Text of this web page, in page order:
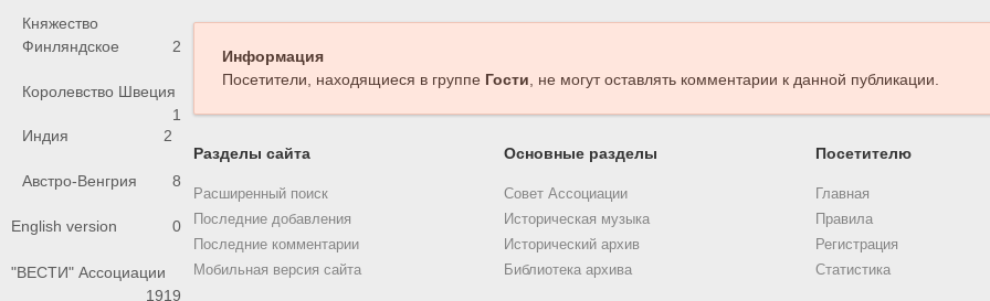
Княжество
Финляндское
2
Королевство Швеция
1
Индия
2
Австро-Венгрия 8
English version 0
"ВЕСТИ" Ассоциации
1919
Информация
Посетители, находящиеся в группе Гости, не могут оставлять комментарии к данной публикации.
Разделы сайта
Расширенный поиск
Последние добавления
Последние комментарии
Мобильная версия сайта
Основные разделы
Совет Ассоциации
Историческая музыка
Исторический архив
Библиотека архива
Посетителю
Главная
Правила
Регистрация
Статистика